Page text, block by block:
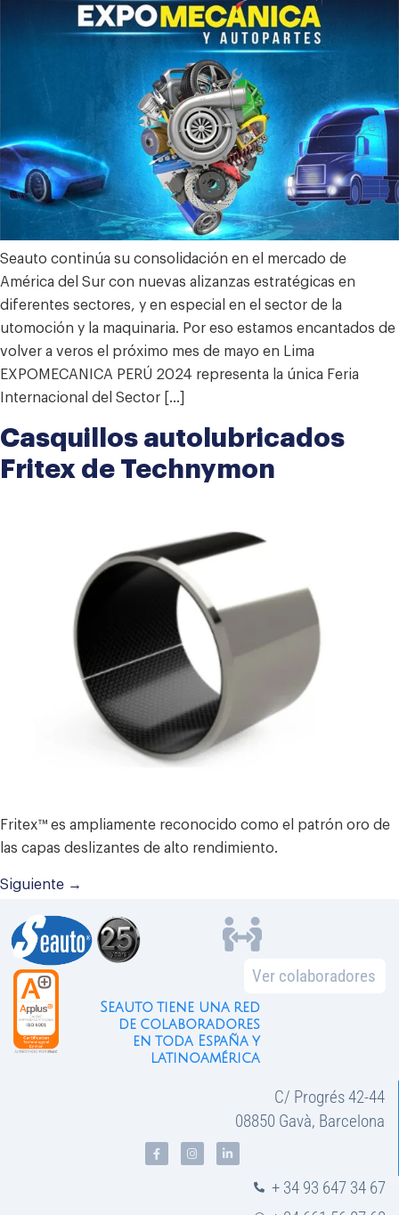
Seauto continúa su consolidación en el mercado de
América del Sur con nuevas alizanzas estratégicas en
diferentes sectores, y en especial en el sector de la
utomoción y la maquinaria. Por eso estamos encantados de
volver a veros el próximo mes de mayo en Lima
EXPOMECANICA PERÚ 2024 representa la única Feria
Internacional del Sector […]
Casquillos autolubricados
Fritex de Technymon
Fritex™️ es ampliamente reconocido como el patrón oro de
las capas deslizantes de alto rendimiento.
Siguiente →
Ver colaboradores
Seauto tiene una red
de colaboradores
en toda España y
latinoamérica
C/ Progrés 42-44
08850 Gavà, Barcelona
+ 34 93 647 34 67